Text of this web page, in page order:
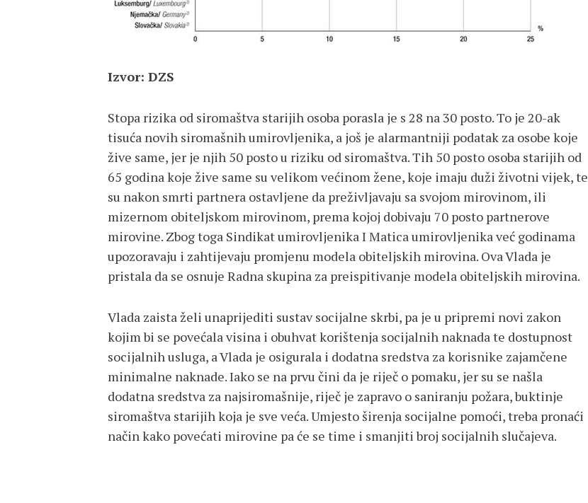
Izvor: DZS
Stopa rizika od siromaštva starijih osoba porasla je s 28 na 30 posto. To je 20-ak
tisuća novih siromašnih umirovljenika, a još je alarmantniji podatak za osobe koje
žive same, jer je njih 50 posto u riziku od siromaštva. Tih 50 posto osoba starijih od
65 godina koje žive same su velikom većinom žene, koje imaju duži životni vijek, te
su nakon smrti partnera ostavljene da preživljavaju sa svojom mirovinom, ili
mizernom obiteljskom mirovinom, prema kojoj dobivaju 70 posto partnerove
mirovine. Zbog toga Sindikat umirovljenika I Matica umirovljenika već godinama
upozoravaju i zahtijevaju promjenu modela obiteljskih mirovina. Ova Vlada je
pristala da se osnuje Radna skupina za preispitivanje modela obiteljskih mirovina.
Vlada zaista želi unaprijediti sustav socijalne skrbi, pa je u pripremi novi zakon
kojim bi se povećala visina i obuhvat korištenja socijalnih naknada te dostupnost
socijalnih usluga, a Vlada je osigurala i dodatna sredstva za korisnike zajamčene
minimalne naknade. Iako se na prvu čini da je riječ o pomaku, jer su se našla
dodatna sredstva za najsiromašnije, riječ je zapravo o saniranju požara, buktinje
siromaštva starijih koja je sve veća. Umjesto širenja socijalne pomoći, treba pronaći
način kako povećati mirovine pa će se time i smanjiti broj socijalnih slučajeva.